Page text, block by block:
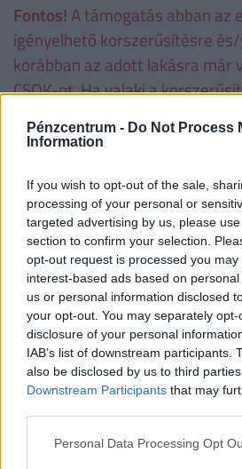
Pénzcentrum - Do Not Process
Information
If you wish to opt-out of the sale,
processing of your personal or
targeted advertising by us, please
section to confirm your selection.
opt-out request is processed you may
interest-based ads based on
us or personal information disclosed
your opt-out. You may separately
disclosure of your personal
IAB’s list of downstream participants.
also be disclosed by us to third
Downstream Participants that may
Personal Data Processing Opt
Fontos! A támogatás abban az
igényelhető korszerűsítésre
korábban az adott lakásra már
CSOK-ot. Ha valaki a
munkálatokat nem teljesíti, a
otthonteremtési kedvezményt
folyósítás napjától számított,
késedelmi kamattal növelten
Családtámogatások 2019.
forint, vastag betűvel az
1
gyermek
VISSZA NEM TÉRÍTENDŐ TÁMOGATÁS